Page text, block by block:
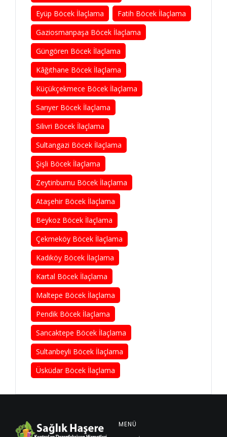
Eyüp Böcek İlaçlama
Fatih Böcek İlaçlama
Gaziosmanpaşa Böcek İlaçlama
Güngören Böcek İlaçlama
Kâğıthane Böcek İlaçlama
Küçükçekmece Böcek İlaçlama
Sarıyer Böcek İlaçlama
Silivri Böcek İlaçlama
Sultangazi Böcek İlaçlama
Şişli Böcek İlaçlama
Zeytinburnu Böcek İlaçlama
Ataşehir Böcek İlaçlama
Beykoz Böcek İlaçlama
Çekmeköy Böcek İlaçlama
Kadıköy Böcek İlaçlama
Kartal Böcek İlaçlama
Maltepe Böcek İlaçlama
Pendik Böcek İlaçlama
Sancaktepe Böcek İlaçlama
Sultanbeyli Böcek İlaçlama
Üsküdar Böcek İlaçlama
MENÜ